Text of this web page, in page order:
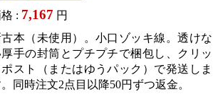
: 7,167 円
古本（未使用）。小口ゾッキ線。透けな
厚手の封筒とプチプチで梱包し、クリッ
ポスト（またはゆうパック）で発送しま
同時注文2点目以降50円ずつ返金。